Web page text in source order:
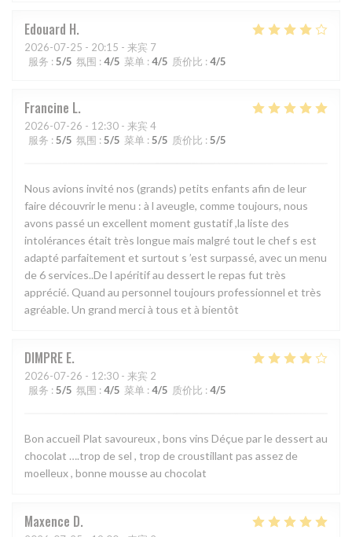
Edouard H
2026-07-25 - 20:15 - 来宾 7
服务 : 5/5 氛围 : 4/5 菜单 : 4/5 质价比 : 4/5
Francine L
2026-07-26 - 12:30 - 来宾 4
服务 : 5/5 氛围 : 5/5 菜单 : 5/5 质价比 : 5/5
Nous avions invité nos (grands) petits enfants afin de leur
faire découvrir le menu : à l aveugle, comme toujours, nous
avons passé un excellent moment gustatif ,la liste des
intolérances était très longue mais malgré tout le chef s est
adapté parfaitement et surtout s ’est surpassé, avec un menu
de 6 services..De l apéritif au dessert le repas fut très
apprécié. Quand au personnel toujours professionnel et très
agréable. Un grand merci à tous et à bientôt
DIMPRE E
2026-07-26 - 12:30 - 来宾 2
服务 : 5/5 氛围 : 4/5 菜单 : 4/5 质价比 : 4/5
Bon accueil Plat savoureux , bons vins Déçue par le dessert au
chocolat ….trop de sel , trop de croustillant pas assez de
moelleux , bonne mousse au chocolat
Maxence D